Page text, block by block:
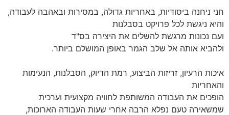
חני ניחנה ביסודיות, באחריות גדולה, במסירות ובאהבה לעבודה,
והיא ניגשת לכל פרויקט בסבלנות
ועם נכונות מרגשת להשלים את היצירה בס"ד
ולהביא אותה אל שלב הגמר באופן המושלם ביותר.
איכות הרעיון, זריזות הביצוע, רמת הדיוק, הסבלנות, הנעימות
והאחריות
הופכים את העבודה המשותפת לחוויה מקצועית וערכית
שמשאירה טעם נפלא הרבה אחרי שעות העבודה הארוכות,